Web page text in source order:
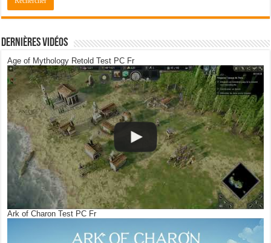
Dernières Vidéos
Age of Mythology Retold Test PC Fr
Ark of Charon Test PC Fr